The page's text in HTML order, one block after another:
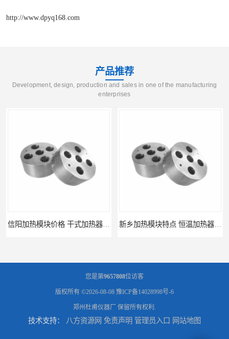
http://www.dpyq168.com
产品推荐
Development, design, production and sales in one of the manufacturing
enterprises
您是第9657808位访客
版权所有 ©2026-08-08 豫ICP备14028998号-6
郑州杜甫仪器厂 保留所有权利.
技术支持： 八方资源网 免责声明 管理员入口 网站地图